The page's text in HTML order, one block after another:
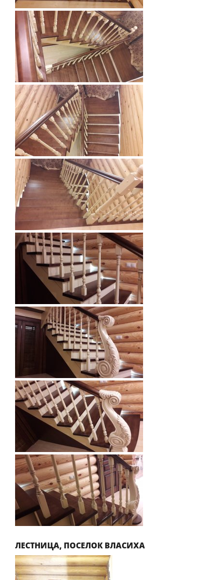
ЛЕСТНИЦА, ПОСЕЛОК ВЛАСИХА